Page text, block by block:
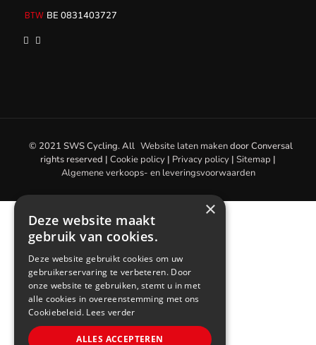
BE 0831403727
Website laten makendoorConversal
© 2021 SWS Cycling. All
rights reserved | Cookie policy | Privacy policy | Sitemap |
Algemene verkoops- en leveringsvoorwaarden
×
Deze website maakt
gebruik van cookies.
Deze website gebruikt cookies om uw
gebruikerservaring te verbeteren. Door
onze website te gebruiken, stemt u in met
alle cookies in overeenstemming met ons
Cookiebeleid. Lees verder
ALLES ACCEPTEREN